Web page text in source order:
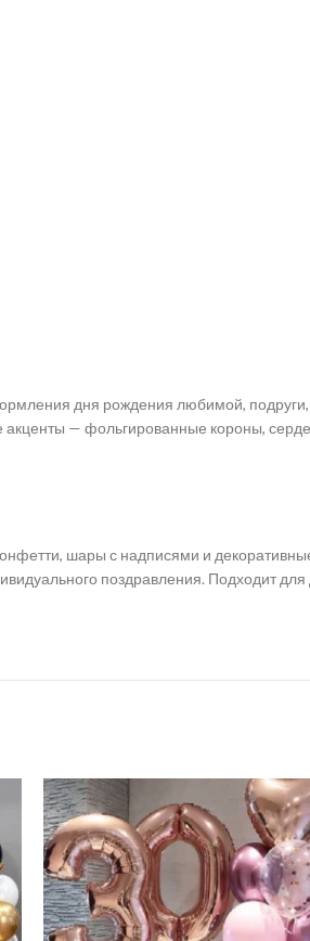
дня рождения любимой,
акценты — фольгированные короны,
шары с надписями и
поздравления. Подходит для